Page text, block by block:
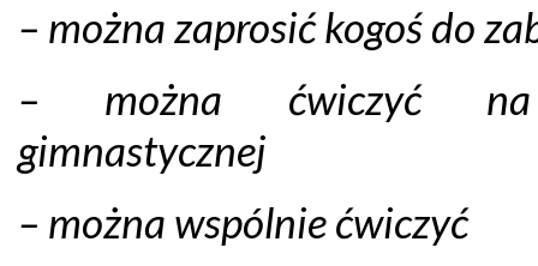
– można zaprosić kogoś do
– można ćwiczyć
gimnastycznej
– można wspólnie ćwiczyć